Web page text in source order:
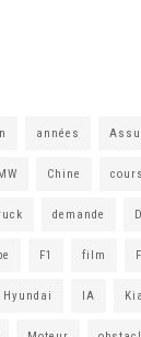
années
Chine
demande
F1 film
Hyundai IA Kia